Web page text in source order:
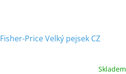
Fisher-Price Velký pejsek CZ
Skladem